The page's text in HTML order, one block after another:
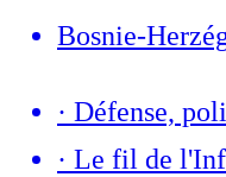
Bosnie-
· Défense,
· Le fil de